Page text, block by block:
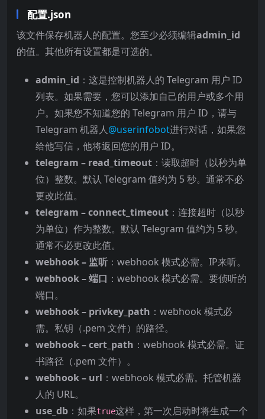
配置.json
该文件保存机器人的配置。您至少必须编辑admin_id
的值。其他所有设置都是可选的。
admin_id ：这是控制机器人的 Telegram 用户 ID
列表。如果需要，您可以添加自己的用户或多个用
户。如果您不知道您的 Telegram 用户 ID，请与
Telegram 机器人@userinfobot进行对话，如果您
给他写信，他将返回您的用户 ID。
telegram – read_timeout ：读取超时（以秒为单
位）整数。默认 Telegram 值约为 5 秒。通常不必
更改此值。
telegram – connect_timeout ：连接超时（以秒
为单位）作为整数。默认 Telegram 值约为 5 秒。
通常不必更改此值。
webhook – 监听 ：webhook 模式必需。IP来听。
webhook – 端口 ：webhook 模式必需。要侦听的
端口。
webhook – privkey_path ：webhook 模式必
需。私钥（.pem 文件）的路径。
webhook – cert_path ：webhook 模式必需。证
书路径（.pem 文件）。
webhook – url ：webhook 模式必需。托管机器
人的 URL。
use_db ：如果true这样，第一次启动时将生成一个